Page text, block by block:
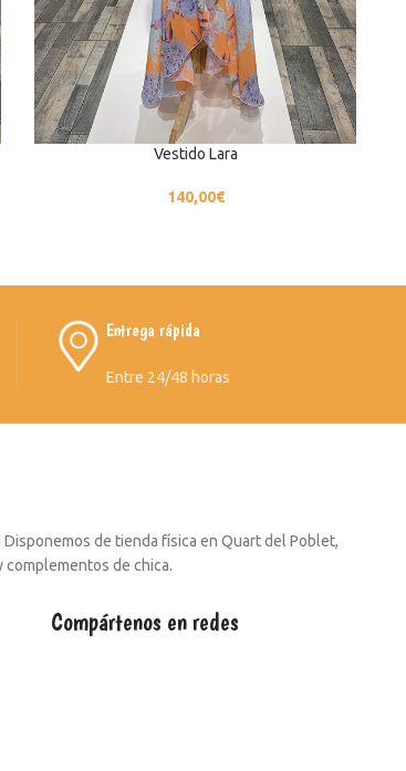
Vestido Lara
140,00€
Entrega rápida
Entre 24/48 horas
de tienda física en Quart del Poblet,
complementos de chica.
Compártenos en redes